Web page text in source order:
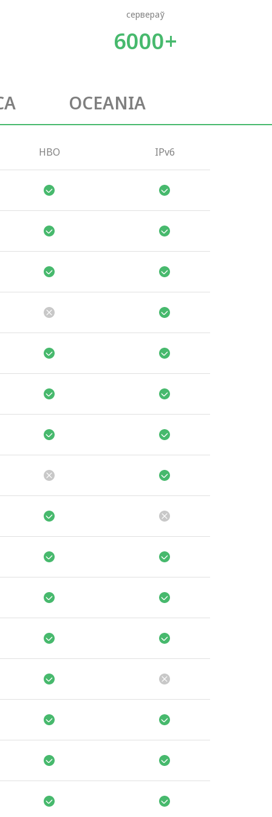
сервераў
6000+
OCEANIA
HBO IPv6